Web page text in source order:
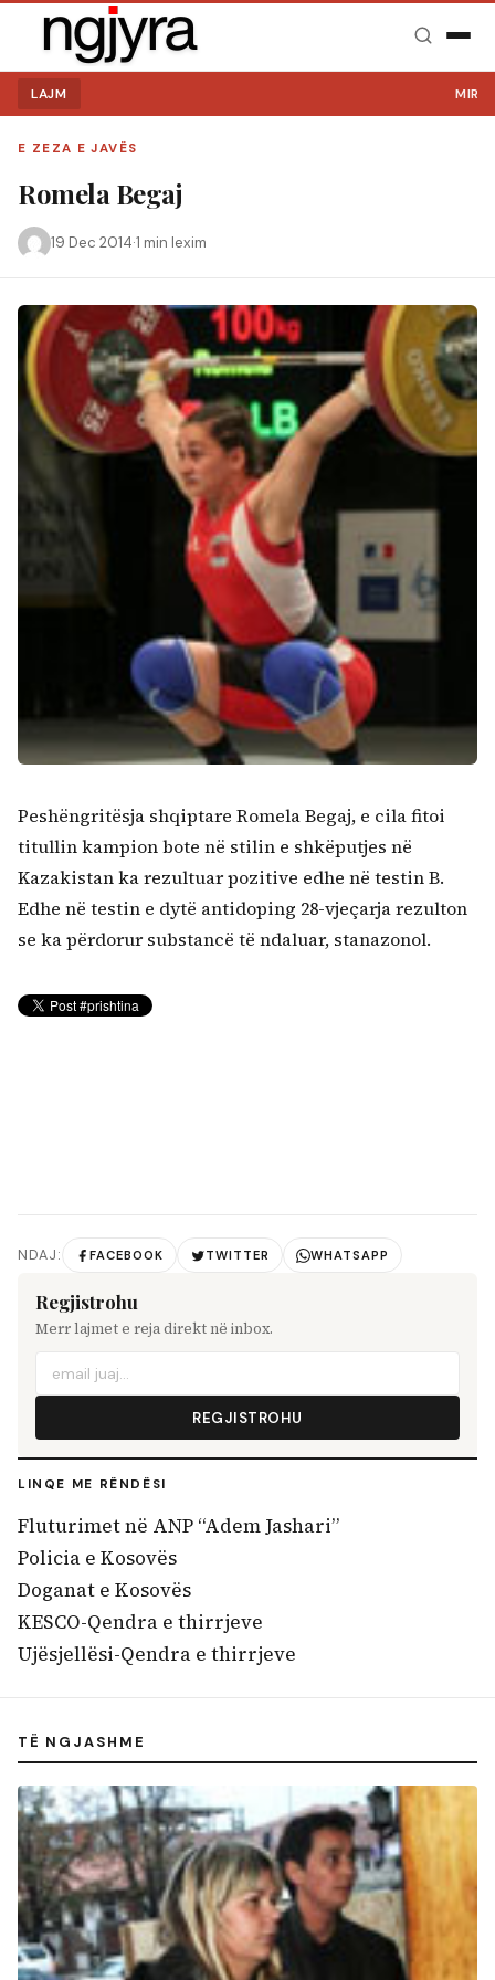
Kërko:
LAJM MIRË
E ZEZA E JAVËS
Romela Begaj
19 Dec 2014·1 min lexim
Peshëngritësja shqiptare Romela Begaj, e cila fitoi
titullin kampion bote në stilin e shkëputjes në
Kazakistan ka rezultuar pozitive edhe në testin B.
Edhe në testin e dytë antidoping 28-vjeçarja rezulton
se ka përdorur substancë të ndaluar, stanazonol.
NDAJ: FACEBOOK TWITTER WHATSAPP
Regjistrohu
Merr lajmet e reja direkt në inbox.
REGJISTROHU
LINQE ME RËNDËSI
Fluturimet në ANP “Adem Jashari”
Policia e Kosovës
Doganat e Kosovës
KESCO-Qendra e thirrjeve
Ujësjellësi-Qendra e thirrjeve
TË NGJASHME